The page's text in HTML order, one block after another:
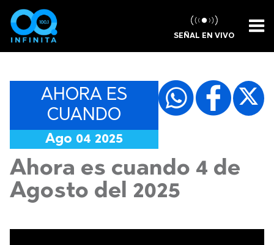
SEÑAL EN VIVO
AHORA ES
CUANDO
Ago 04 2025
Ahora es cuando 4 de
Agosto del 2025